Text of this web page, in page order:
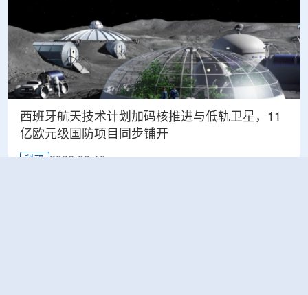
西班牙航天技术计划加码核推进与低轨卫星，11
亿欧元级国防项目同步铺开
科研 2026-08-10